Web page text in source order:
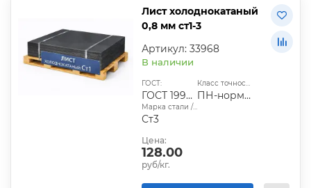
Лист холоднокатаный
0,8 мм ст1-3
Артикул: 33968
В наличии
ГОСТ:
ГОСТ 19904-90
Класс точности:
ПН-нормальный;ПУ-улучшенный
Марка стали / сплава:
Ст3
Цена:
128.00
руб/кг.